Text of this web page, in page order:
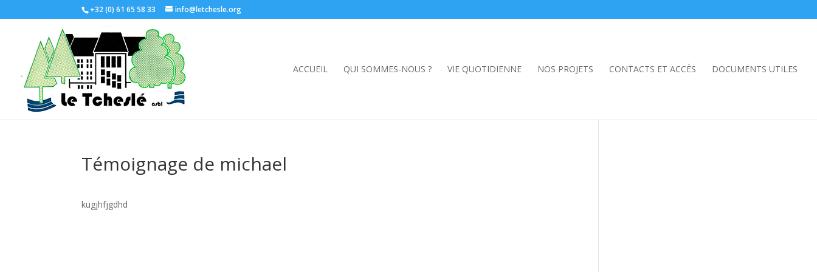
+32 (0) 61 65 58 33 info@letchesle.org
ACCUEIL QUI SOMMES-NOUS ? VIE QUOTIDIENNE NOS PROJETS CONTACTS ET ACCÈS DOCUMENTS UTILES
Témoignage de michael
kugjhfjgdhd